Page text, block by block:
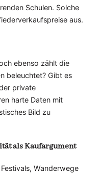
Schulen. Solche
aus.
ebenso zählt die
beleuchtet? Gibt es
private
harte Daten mit
Bild zu
als Kaufargument
Wanderwege